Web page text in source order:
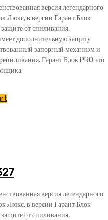
версия легендарного
Люкс, в версии Гарант Блок
от спиливания,
дополнительную защиту
запорный механизм и
Гарант Блок PRO это
версия легендарного
Люкс, в версии Гарант Блок
от спиливания,